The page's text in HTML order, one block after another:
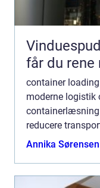
får du rene
container
moderne logistik
containerlæsning
reducere
Annika Sørensen